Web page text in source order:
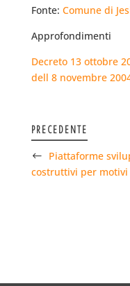
Fonte: Comune di
Approfondimenti
Decreto 13 ottobre
dell 8 novembre
PRECEDENTE
Piattaforme
costruttivi per motivi